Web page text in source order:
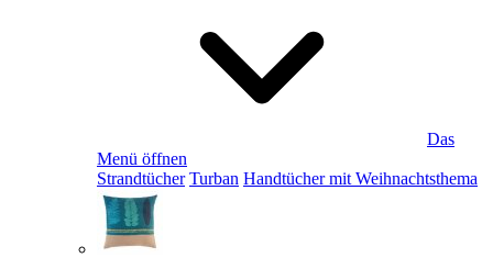
Das
Menü öffnen
Strandtücher Turban Handtücher mit Weihnachtsthema